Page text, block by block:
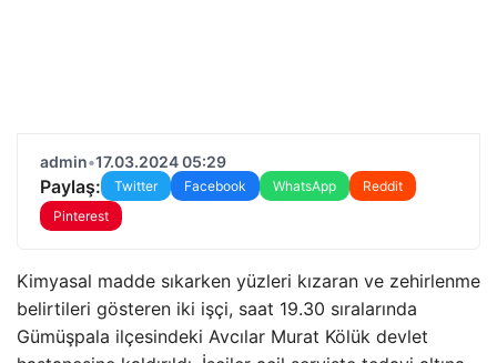
admin•17.03.2024 05:29
Paylaş: Twitter Facebook WhatsApp
Reddit
Pinterest
Kimyasal madde sıkarken yüzleri kızaran ve zehirlenme
belirtileri gösteren iki işçi, saat 19.30 sıralarında
Gümüşpala ilçesindeki Avcılar Murat Kölük devlet